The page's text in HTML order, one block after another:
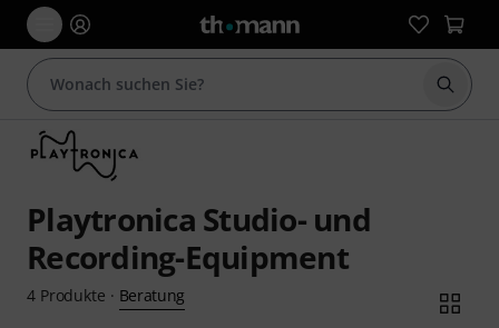
Suche
Playtronica Studio- und
Recording-Equipment
4 Produkte · Beratung